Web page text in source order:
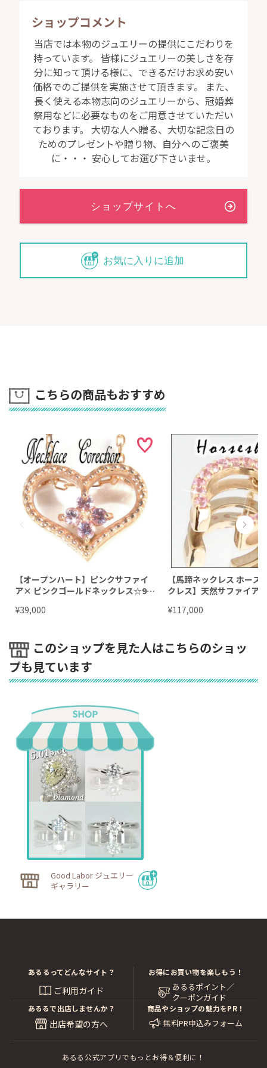
ショップコメント
当店では本物のジュエリーの提供にこだわりを
持っています。 皆様にジュエリーの美しさを存
分に知って頂ける様に、できるだけお求め安い
価格でのご提供を実施させて頂きます。 また、
長く使える本物志向のジュエリーから、冠婚葬
祭用などに必要なものをご用意させていただい
ております。 大切な人へ贈る、大切な記念日の
ためのプレゼントや贈り物、自分へのご褒美
に・・・ 安心してお選び下さいませ。
お気に入りに追加
こちらの商品もおすすめ
【オープンハート】ピンクサファイ
ア× ピンクゴールドネックレス☆9月
ネックレス
¥39,000
【馬蹄ネックレス ホース
クレス】天然サファイア
ピンクサファイアネック
¥117,000
このショップを見た人はこちらのショッ
プも見ています
Good Labor ジュエリー
ギャラリー
あるるってどんなサイト？
ご利用ガイド
お得にお買い物を楽しもう！
あるるポイント／
クーポンガイド
あるるで出店しませんか？
出店希望の方へ
商品やショップの魅力をPR！
無料PR申込みフォーム
あるる公式アプリでもっとお得＆便利に！